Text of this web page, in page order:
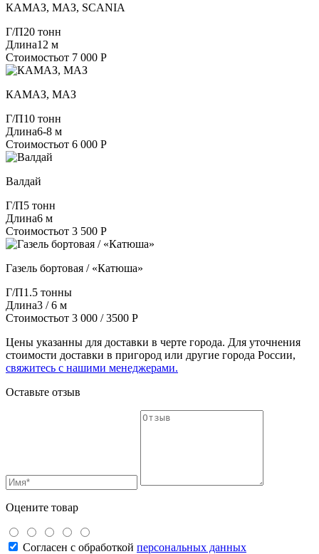
КАМАЗ, МАЗ, SCANIA
Г/П20 тонн
Длина12 м
Стоимостьот 7 000 Р
КАМАЗ, МАЗ
Г/П10 тонн
Длина6-8 м
Стоимостьот 6 000 Р
Валдай
Г/П5 тонн
Длина6 м
Стоимостьот 3 500 Р
Газель бортовая / «Катюша»
Г/П1.5 тонны
Длина3 / 6 м
Стоимостьот 3 000 / 3500 Р
Цены указанны для доставки в черте города. Для уточнения
стоимости доставки в пригород или другие города России,
свяжитесь с нашими менеджерами.
Оставьте отзыв
Оцените товар
Согласен с обработкой персональных данных